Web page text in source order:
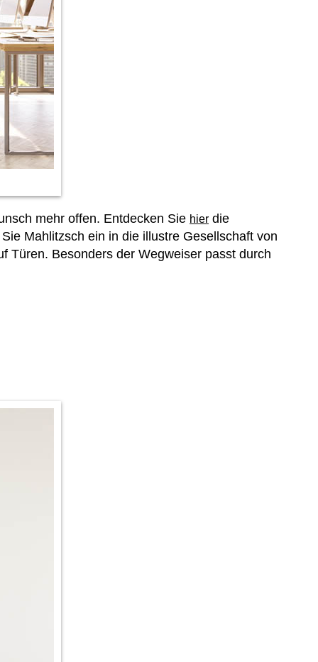
mehr offen. Entdecken Sie hier die
Mahlitzsch ein in die illustre Gesellschaft von
Türen. Besonders der Wegweiser passt durch